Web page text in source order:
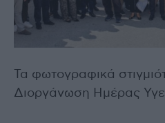
Τα φωτογραφικά
Διοργάνωση Ημέρας